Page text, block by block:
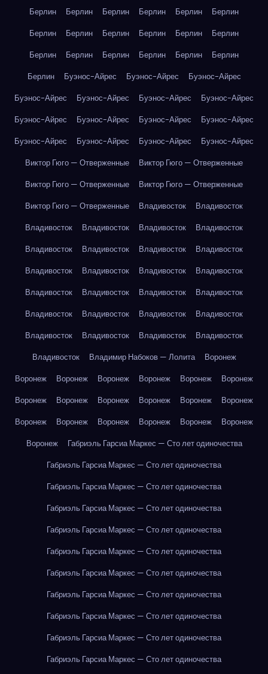
Берлин Берлин Берлин Берлин Берлин
Берлин
Берлин
Берлин Берлин Берлин Берлин
Берлин
Берлин
Берлин Берлин Берлин Берлин
Берлин
Берлин
Буэнос-Айрес Буэнос-Айрес
Буэнос-Айрес
Буэнос-Айрес
Буэнос-Айрес Буэнос-Айрес
Буэнос-Айрес
Буэнос-Айрес
Буэнос-Айрес Буэнос-Айрес
Буэнос-Айрес
Буэнос-Айрес
Буэнос-Айрес Буэнос-Айрес
Буэнос-Айрес
Виктор Гюго — Отверженные
Виктор Гюго — Отверженные
Виктор Гюго — Отверженные
Виктор Гюго — Отверженные
Виктор Гюго — Отверженные
Владивосток
Владивосток
Владивосток
Владивосток Владивосток
Владивосток
Владивосток
Владивосток Владивосток
Владивосток
Владивосток
Владивосток Владивосток
Владивосток
Владивосток
Владивосток Владивосток
Владивосток
Владивосток
Владивосток Владивосток
Владивосток
Владивосток
Владивосток Владивосток
Владивосток
Владивосток
Владимир Набоков — Лолита
Воронеж
Воронеж
Воронеж Воронеж Воронеж Воронеж
Воронеж
Воронеж
Воронеж Воронеж Воронеж Воронеж
Воронеж
Воронеж
Воронеж Воронеж Воронеж Воронеж
Воронеж
Воронеж
Габриэль Гарсиа Маркес — Сто лет одиночества
Габриэль Гарсиа Маркес — Сто лет одиночества
Габриэль Гарсиа Маркес — Сто лет одиночества
Габриэль Гарсиа Маркес — Сто лет одиночества
Габриэль Гарсиа Маркес — Сто лет одиночества
Габриэль Гарсиа Маркес — Сто лет одиночества
Габриэль Гарсиа Маркес — Сто лет одиночества
Габриэль Гарсиа Маркес — Сто лет одиночества
Габриэль Гарсиа Маркес — Сто лет одиночества
Габриэль Гарсиа Маркес — Сто лет одиночества
Габриэль Гарсиа Маркес — Сто лет одиночества